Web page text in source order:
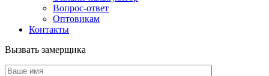
Вопрос-ответ
Оптовикам
Контакты
Вызвать замерщика